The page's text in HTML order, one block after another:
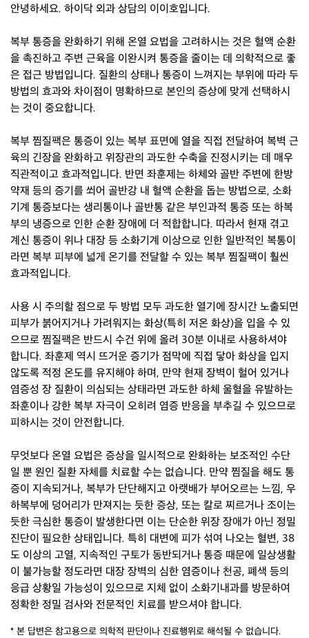
안녕하세요. 하이닥 외과 상담의 이이호입니다.
복부 통증을 완화하기 위해 온열 요법을 고려하시는 것은 혈액 순환
을 촉진하고 주변 근육을 이완시켜 통증을 줄이는 데 의학적으로 좋
은 접근 방법입니다. 질환의 상태나 통증이 느껴지는 부위에 따라 두
방법의 효과와 차이점이 명확하므로 본인의 증상에 맞게 선택하시
는 것이 중요합니다.
복부 찜질팩은 통증이 있는 복부 표면에 열을 직접 전달하여 복벽 근
육의 긴장을 완화하고 위장관의 과도한 수축을 진정시키는 데 매우
직관적이고 효과적입니다. 반면 좌훈제는 하체와 골반 주변에 한방
약재 등의 증기를 쐬어 골반강 내 혈액 순환을 돕는 방법으로, 소화
기계 통증보다는 생리통이나 골반통 같은 부인과적 통증 또는 하복
부의 냉증으로 인한 순환 장애에 더 적합합니다. 따라서 현재 겪고
계신 통증이 위나 대장 등 소화기계 이상으로 인한 일반적인 복통이
라면 복부 피부에 넓게 온기를 전달할 수 있는 복부 찜질팩이 훨씬
효과적입니다.
사용 시 주의할 점으로 두 방법 모두 과도한 열기에 장시간 노출되면
피부가 붉어지거나 가려워지는 화상(특히 저온 화상)을 입을 수 있
으므로 찜질팩은 반드시 수건 위에 올려 30분 이내로 사용하셔야
합니다. 좌훈제 역시 뜨거운 증기가 점막에 직접 닿아 화상을 입지
않도록 적정 온도를 유지해야 하며, 만약 현재 장벽이 헐어 있거나
염증성 장 질환이 의심되는 상태라면 과도한 하체 울혈을 유발하는
좌훈이나 강한 복부 자극이 오히려 염증 반응을 부추길 수 있으므로
피하시는 것이 안전합니다.
무엇보다 온열 요법은 증상을 일시적으로 완화하는 보조적인 수단
일 뿐 원인 질환 자체를 치료할 수는 없습니다. 만약 찜질을 해도 통
증이 지속되거나, 복부가 단단해지고 아랫배가 부어오르는 느낌, 우
하복부에 덩어리가 만져지는 듯한 증상, 또는 칼로 찌르거나 조이는
듯한 극심한 통증이 발생한다면 이는 단순한 위장 장애가 아닌 정밀
진단이 필요한 상태입니다. 특히 대변에 피가 섞여 나오는 혈변, 38
도 이상의 고열, 지속적인 구토가 동반되거나 통증 때문에 일상생활
이 불가능할 정도라면 대장 장벽의 심한 염증이나 천공, 폐색 등의
응급 상황일 가능성이 있으므로 지체 없이 소화기내과를 방문하여
정확한 정밀 검사와 전문적인 치료를 받으셔야 합니다.
* 본 답변은 참고용으로 의학적 판단이나 진료행위로 해석될 수 없습니다.